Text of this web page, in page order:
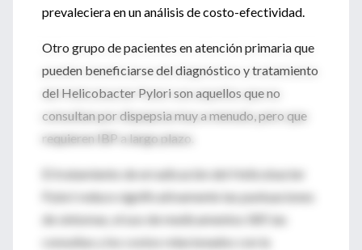
prevaleciera en un análisis de costo-efectividad.
Otro grupo de pacientes en atención primaria que
pueden beneficiarse del diagnóstico y tratamiento
del Helicobacter Pylori son aquellos que no
consultan por dispepsia muy a menudo, pero que
requieren IBP a largo plazo.
El tratamiento de erradicación del Helicobacter
Pylori reduce significativamente las puntuaciones
de síntomas, el uso de medicamentos IBP, las
consultas y los costos relacionados con la